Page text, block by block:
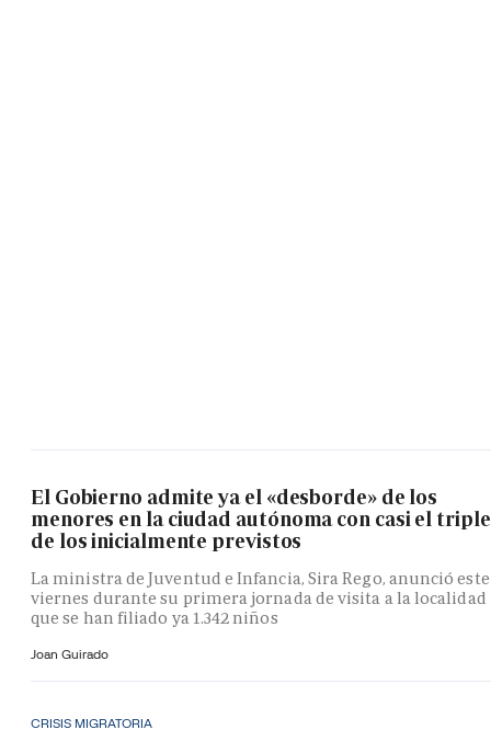
El Gobierno admite ya el «desborde» de los
menores en la ciudad autónoma con casi el triple
de los inicialmente previstos
La ministra de Juventud e Infancia, Sira Rego, anunció este
viernes durante su primera jornada de visita a la localidad
que se han filiado ya 1.342 niños
Joan Guirado
CRISIS MIGRATORIA